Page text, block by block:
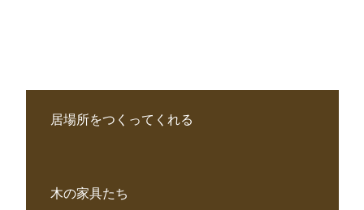
居場所をつくってくれる
木の家具たち